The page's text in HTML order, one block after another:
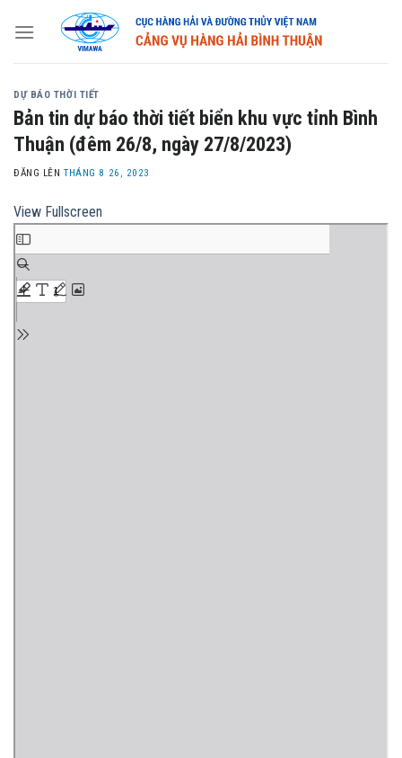
DỰ BÁO THỜI TIẾT
Bản tin dự báo thời tiết biển khu vực tỉnh Bình
Thuận (đêm 26/8, ngày 27/8/2023)
ĐĂNG LÊNTHÁNG 8 26, 2023
View Fullscreen